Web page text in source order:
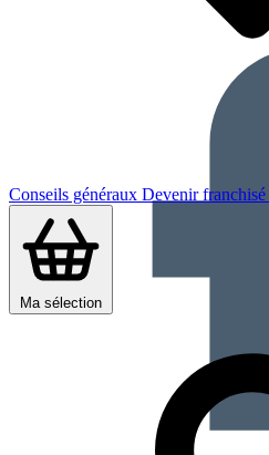
Conseils généraux Devenir franchisé
Ma sélection